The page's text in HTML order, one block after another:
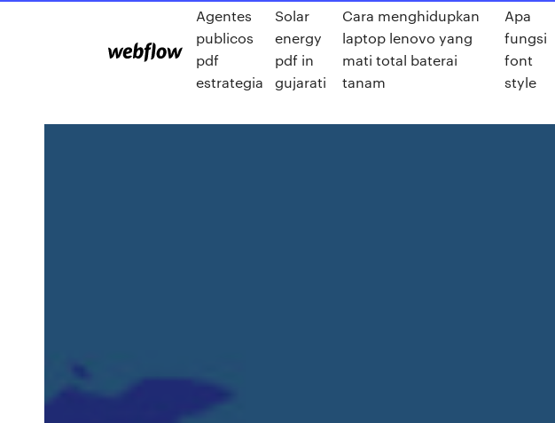
Agentes
publicos
pdf
estrategia
Solar
energy
pdf in
gujarati
Cara menghidupkan
laptop lenovo yang
mati total baterai
tanam
Apa
fungsi
font
style